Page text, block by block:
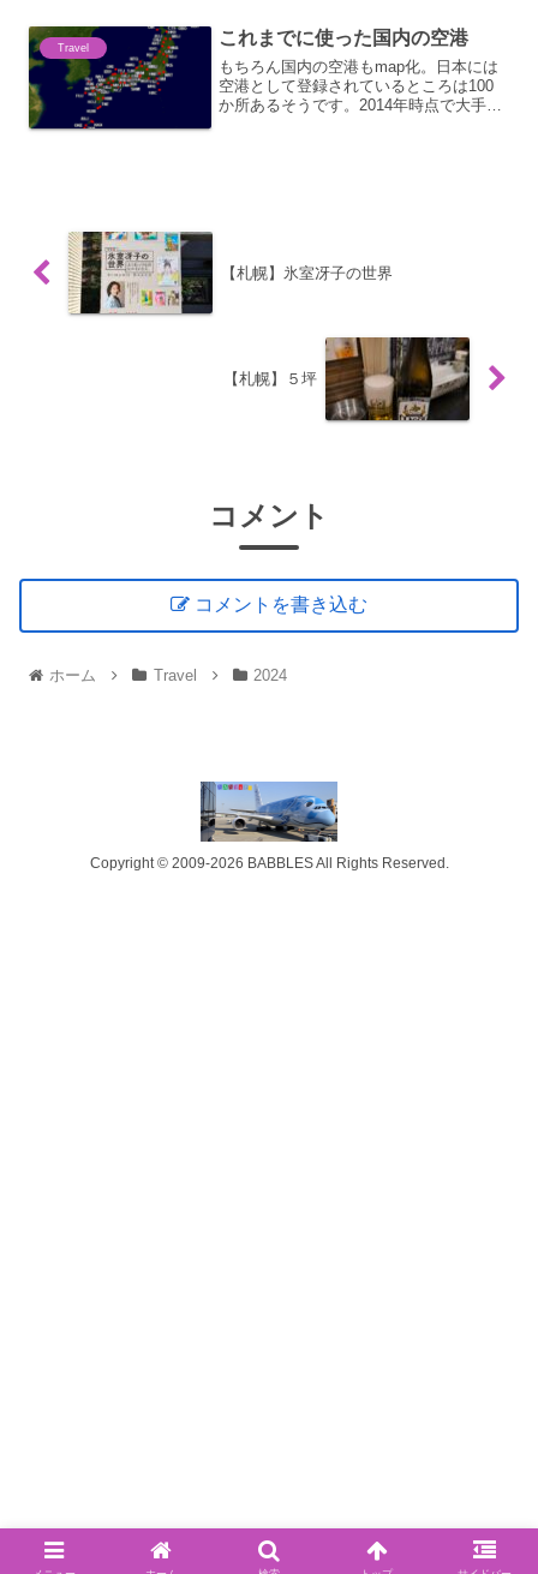
肉の塊？？さてと、病院行ってき...
Travel これまでに使った国内の空港
もちろん国内の空港もmap化。日本には
空港として登録されているところは100
か所あるそうです。2014年時点で大手2
【札幌】氷室冴子の世界
【札幌】５坪
コメント
コメントを書き込む
ホーム Travel 2024
Copyright © 2009-2026 BABBLES All Rights Reserved.